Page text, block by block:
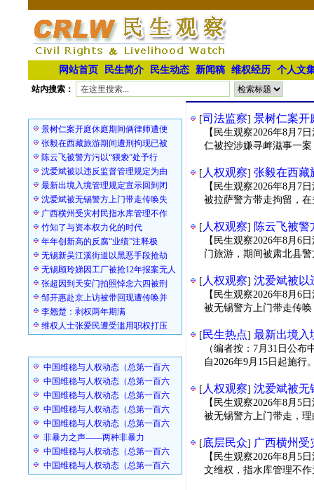
网站首页 民生简介 民生动态 新闻稿 维权经历 个人文
站内搜索：
景树仁案开庭休庭期间俩律师遭便
张毅在西藏旅游期间遭刑拘现已被
陈云飞被警方污以“猥亵”处予行
沈爱斌被以违反监督管理规定为由
最新出境入境管理规定宣示回到闭
沈爱斌被无锡警方上门带走传唤失
广西横州受灾村民指水库管理不作
竹知了与资本权力化的时代
年年创新高的反腐“业绩”注释极
无锡新吴江溪街道以黑恶手段抢劫
无锡顾玲娣因工厂被抢12年报案无人
张超因到天安门拍照悼念六四被刑
邹开惠赴京上访被带回现遭传唤并
李翘楚：剥权两年期满
维权人士张爱民遭受滥用职权打压
中国维稳与人权动态（总第一百六
中国维稳与人权动态（总第一百六
中国维稳与人权动态（总第一百六
中国维稳与人权动态（总第一百六
中国维稳与人权动态（总第一百六
非暴力之声——两种非暴力
中国维稳与人权动态（总第一百六
中国维稳与人权动态（总第一百六
[司法监察] 景树仁案开
【民生观察2026年8月7
仁被控涉嫌寻衅滋事一
[ 人权观察] 张毅在西藏
【民生观察2026年8月7
被拉萨警方带走拘留，
[ 人权观察] 陈云飞被警
【民生观察2026年8月6
门旅游，期间被肃北县
[ 人权观察] 沈爱斌被以
【民生观察2026年8月6
被无锡警方上门带走传
[ 民生热点] 最新出境入
（编者按：7月31日公
自2026年9月15日起施行
[ 人权观察] 沈爱斌被无
【民生观察2026年8月5
被无锡警方上门带走，
[ 底层民众] 广西横州受
【民生观察2026年8月5
文维权，指水库管理不